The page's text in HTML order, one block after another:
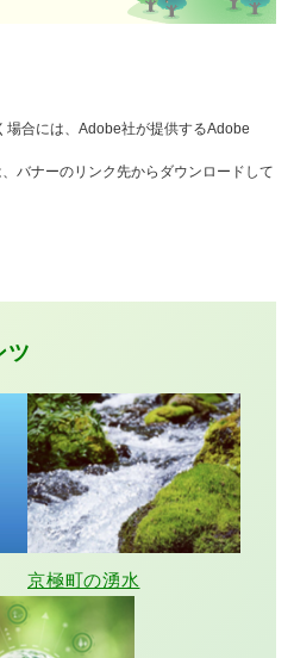
場合には、Adobe社が提供するAdobe
バナーのリンク先からダウンロードして
ツ
京極町の湧水